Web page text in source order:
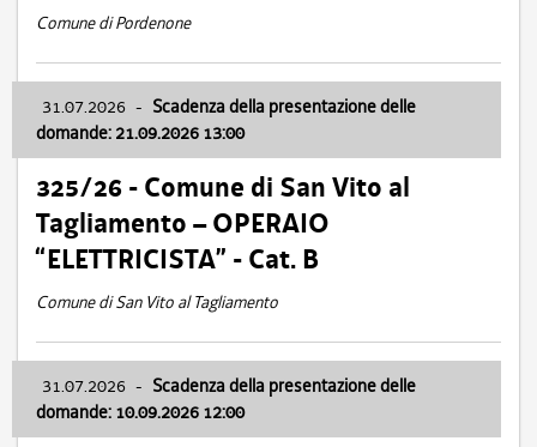
Comune di Pordenone
31.07.2026 - Scadenza della presentazione delle
domande: 21.09.2026 13:00
325/26 - Comune di San Vito al
Tagliamento – OPERAIO
“ELETTRICISTA” - Cat. B
Comune di San Vito al Tagliamento
31.07.2026 - Scadenza della presentazione delle
domande: 10.09.2026 12:00